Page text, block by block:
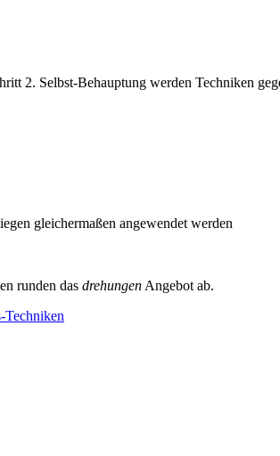
2. Selbst-Behauptung werden Techniken
gleichermaßen angewendet werden
runden das drehungen Angebot ab.
Techniken